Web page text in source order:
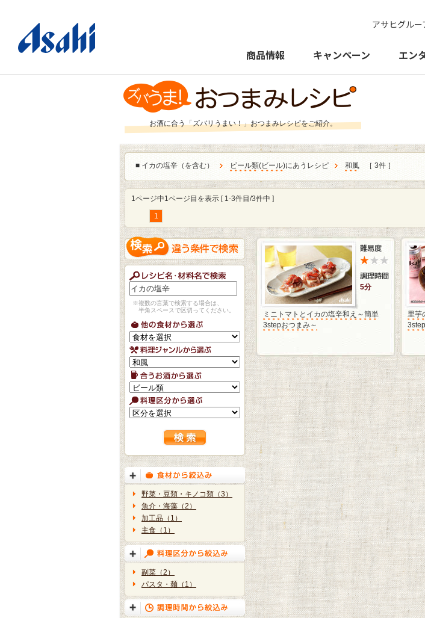
アサヒグル
商品情報 キャンペーン エン
お酒に合う「ズバリうまい！」おつまみレシピをご紹介。
■ イカの塩辛（を含む） ビール類(ビール)にあうレシピ 和風 ［ 3件 ］
1ページ中1ページ目を表示 [ 1-3件目/3件中 ]
1
※複数の言葉で検索する場合は、
半角スペースで区切ってください。
野菜・豆類・キノコ類（3）
魚介・海藻（2）
加工品（1）
主食（1）
副菜（2）
パスタ・麺（1）
5分
ミニトマトとイカの塩辛和え～簡単
3stepおつまみ～
里芋